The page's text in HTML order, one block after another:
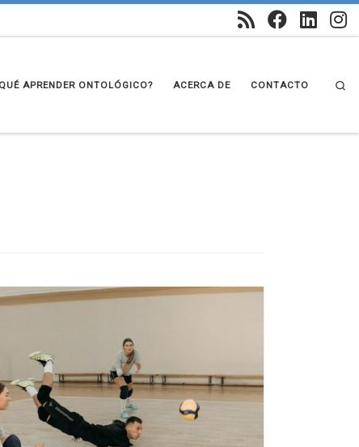
APRENDER ONTOLÓGICO? ACERCA DE CONTACTO